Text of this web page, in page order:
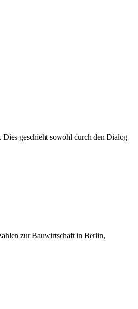
Dies geschieht sowohl durch den Dialog
zur Bauwirtschaft in Berlin,